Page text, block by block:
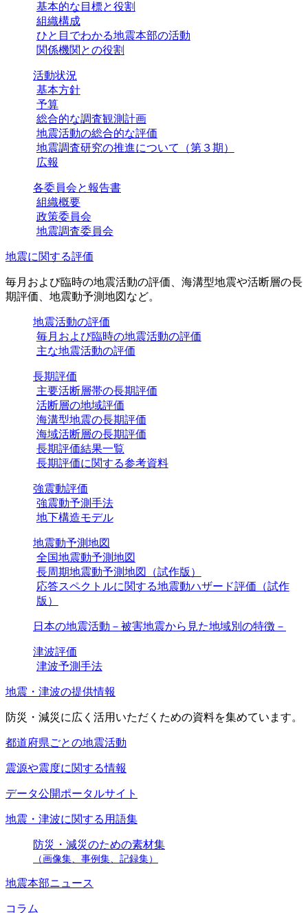
基本的な目標と役割
組織構成
ひと目でわかる地震本部の活動
関係機関との役割
活動状況
基本方針
予算
総合的な調査観測計画
地震活動の総合的な評価
地震調査研究の推進について（第３期）
広報
各委員会と報告書
組織概要
政策委員会
地震調査委員会
地震に関する評価
毎月および臨時の地震活動の評価、海溝型地震や活断層の長
期評価、地震動予測地図など。
地震活動の評価
毎月および臨時の地震活動の評価
主な地震活動の評価
長期評価
主要活断層帯の長期評価
活断層の地域評価
海溝型地震の長期評価
海域活断層の長期評価
長期評価結果一覧
長期評価に関する参考資料
強震動評価
強震動予測手法
地下構造モデル
地震動予測地図
全国地震動予測地図
長周期地震動予測地図（試作版）
応答スペクトルに関する地震動ハザード評価（試作
版）
日本の地震活動－被害地震から見た地域別の特徴－
津波評価
津波予測手法
地震・津波の提供情報
防災・減災に広く活用いただくための資料を集めています。
都道府県ごとの地震活動
震源や震度に関する情報
データ公開ポータルサイト
地震・津波に関する用語集
防災・減災のための素材集
（画像集、事例集、記録集）
地震本部ニュース
コラム